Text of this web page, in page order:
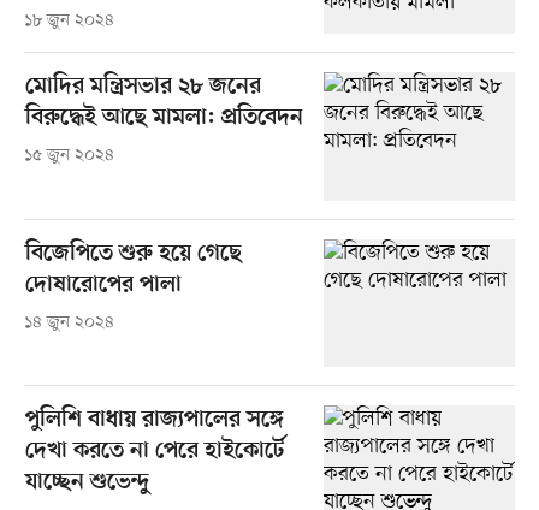
১৮ জুন ২০২৪
মোদির মন্ত্রিসভার ২৮ জনের
বিরুদ্ধেই আছে মামলা: প্রতিবেদন
১৫ জুন ২০২৪
বিজেপিতে শুরু হয়ে গেছে
দোষারোপের পালা
১৪ জুন ২০২৪
পুলিশি বাধায় রাজ্যপালের সঙ্গে
দেখা করতে না পেরে হাইকোর্টে
যাচ্ছেন শুভেন্দু